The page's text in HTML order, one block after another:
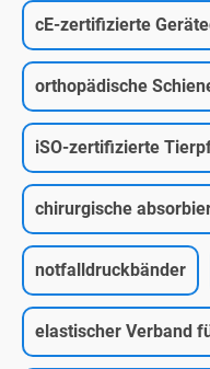
cE-zertifizierte
orthopädische
iSO-zertifizierte
chirurgische
notfalldruckbänder
elastischer Verband